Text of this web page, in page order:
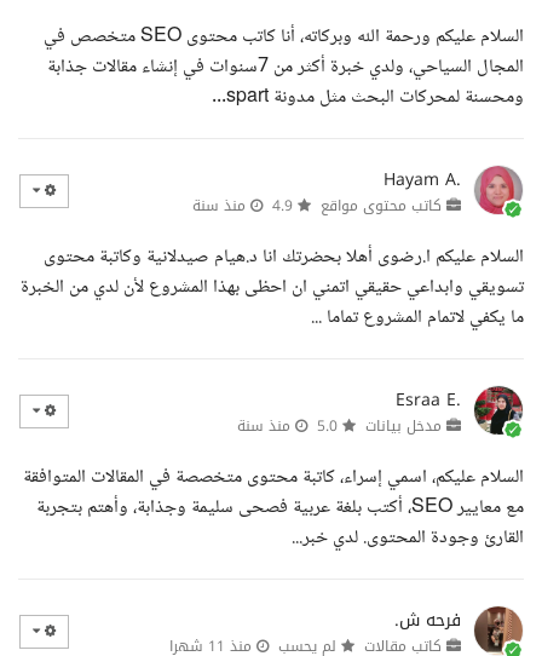
السلام عليكم ورحمة الله وبركاته، أنا كاتب محتوى SEO متخصص في
المجال السياحي، ولدي خبرة أكثر من 7سنوات في إنشاء مقالات جذابة
ومحسنة لمحركات البحث مثل مدونة spart...
Hayam A.
كاتب محتوى مواقع منذ سنة
السلام عليكم ا.رضوى أهلا بحضرتك انا د.هيام صيدلانية وكاتبة محتوى
تسويقي وابداعي حقيقي اتمني ان احظى بهذا المشروع لأن لدي من الخبرة
ما يكفي لاتمام المشروع تماما ...
Esraa E.
مدخل بيانات منذ سنة
السلام عليكم، اسمي إسراء، كاتبة محتوى متخصصة في المقالات المتوافقة
مع معايير SEO، أكتب بلغة عربية فصحى سليمة وجذابة، وأهتم بتجربة
القارئ وجودة المحتوى. لدي خبر...
فرحه ش.
كاتب مقالات لم يحسب منذ 11 شهرا